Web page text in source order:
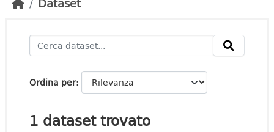
Ordina per
1 dataset trovato